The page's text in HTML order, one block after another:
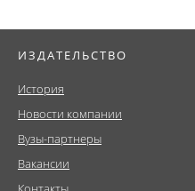
ИЗДАТЕЛЬСТВО
История
Новости компании
Вузы-партнеры
Вакансии